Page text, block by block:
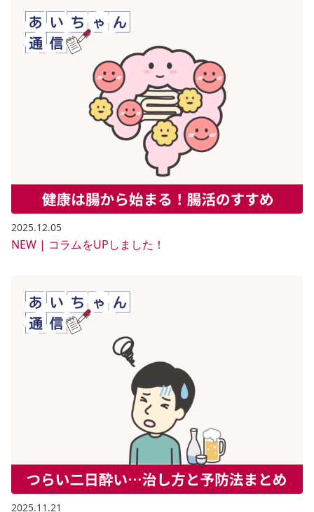
2025.12.05
NEW | コラムをUPしました！
2025.11.21